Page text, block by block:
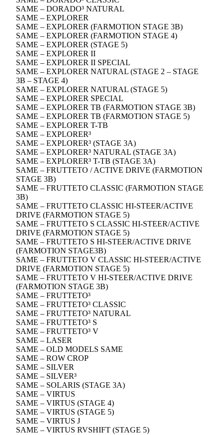
SAME – DORADO³ NATURAL
SAME – EXPLORER
SAME – EXPLORER (FARMOTION STAGE 3B)
SAME – EXPLORER (FARMOTION STAGE 4)
SAME – EXPLORER (STAGE 5)
SAME – EXPLORER II
SAME – EXPLORER II SPECIAL
SAME – EXPLORER NATURAL (STAGE 2 – STAGE
3B – STAGE 4)
SAME – EXPLORER NATURAL (STAGE 5)
SAME – EXPLORER SPECIAL
SAME – EXPLORER TB (FARMOTION STAGE 3B)
SAME – EXPLORER TB (FARMOTION STAGE 5)
SAME – EXPLORER T-TB
SAME – EXPLORER³
SAME – EXPLORER³ (STAGE 3A)
SAME – EXPLORER³ NATURAL (STAGE 3A)
SAME – EXPLORER³ T-TB (STAGE 3A)
SAME – FRUTTETO / ACTIVE DRIVE (FARMOTION
STAGE 3B)
SAME – FRUTTETO CLASSIC (FARMOTION STAGE
3B)
SAME – FRUTTETO CLASSIC HI-STEER/ACTIVE
DRIVE (FARMOTION STAGE 5)
SAME – FRUTTETO S CLASSIC HI-STEER/ACTIVE
DRIVE (FARMOTION STAGE 5)
SAME – FRUTTETO S HI-STEER/ACTIVE DRIVE
(FARMOTION STAGE3B)
SAME – FRUTTETO V CLASSIC HI-STEER/ACTIVE
DRIVE (FARMOTION STAGE 5)
SAME – FRUTTETO V HI-STEER/ACTIVE DRIVE
(FARMOTION STAGE 3B)
SAME – FRUTTETO³
SAME – FRUTTETO³ CLASSIC
SAME – FRUTTETO³ NATURAL
SAME – FRUTTETO³ S
SAME – FRUTTETO³ V
SAME – LASER
SAME – OLD MODELS SAME
SAME – ROW CROP
SAME – SILVER
SAME – SILVER³
SAME – SOLARIS (STAGE 3A)
SAME – VIRTUS
SAME – VIRTUS (STAGE 4)
SAME – VIRTUS (STAGE 5)
SAME – VIRTUS J
SAME – VIRTUS RVSHIFT (STAGE 5)